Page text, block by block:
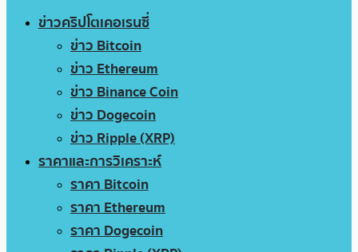
ข่าวคริปโตเคอเรนซี่
ข่าว Bitcoin
ข่าว Ethereum
ข่าว Binance Coin
ข่าว Dogecoin
ข่าว Ripple (XRP)
ราคาและการวิเคราะห์
ราคา Bitcoin
ราคา Ethereum
ราคา Dogecoin